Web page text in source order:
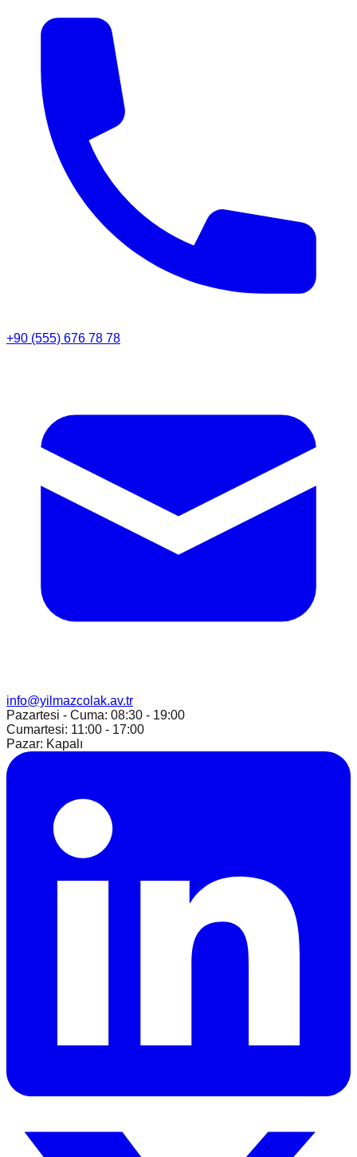
+90 (555) 676 78 78
info@yilmazcolak.av.tr
Pazartesi - Cuma: 08:30 - 19:00
Cumartesi: 11:00 - 17:00
Pazar: Kapalı